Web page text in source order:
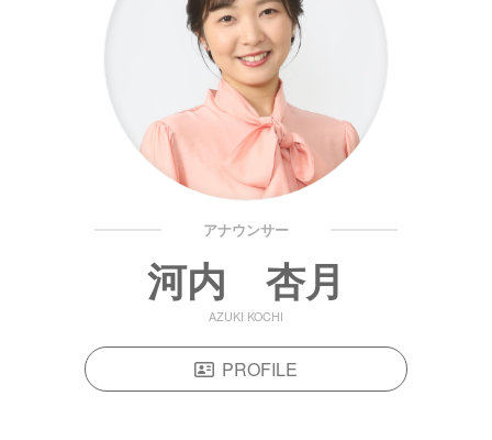
アナウンサー
河内 杏月
AZUKI KOCHI
PROFILE